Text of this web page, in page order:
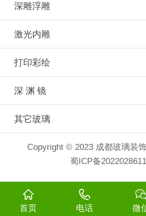
深雕浮雕
激光内雕
打印彩绘
深 渊 镜
其它玻璃
Copyright © 2023 成都玻璃装
蜀ICP备
首页 电话 微